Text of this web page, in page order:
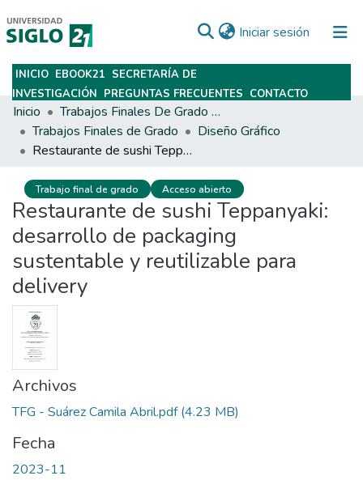
Iniciar sesión (current)
Subir
INICIO EBOOK21 SECRETARÍA DE
INVESTIGACIÓN PREGUNTAS FRECUENTES CONTACTO
Inicio
Trabajos Finales De Grado Y Posgrado
Trabajos Finales de Grado
Diseño Gráfico
Restaurante de sushi Teppanyaki: desarrollo de packaging sustentable y reutilizable para delivery
Trabajo final de grado Acceso abierto
Restaurante de sushi Teppanyaki:
desarrollo de packaging
sustentable y reutilizable para
delivery
Archivos
TFG - Suárez Camila Abril.pdf(4.23 MB)
Fecha
2023-11